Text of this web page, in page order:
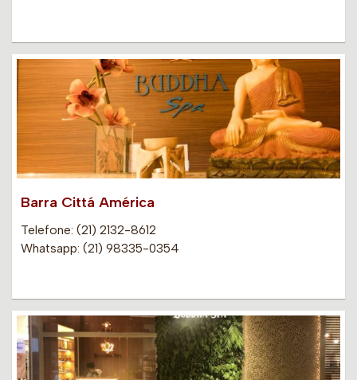
Barra Cittá América
Telefone: (21) 2132-8612
Whatsapp: (21) 98335-0354